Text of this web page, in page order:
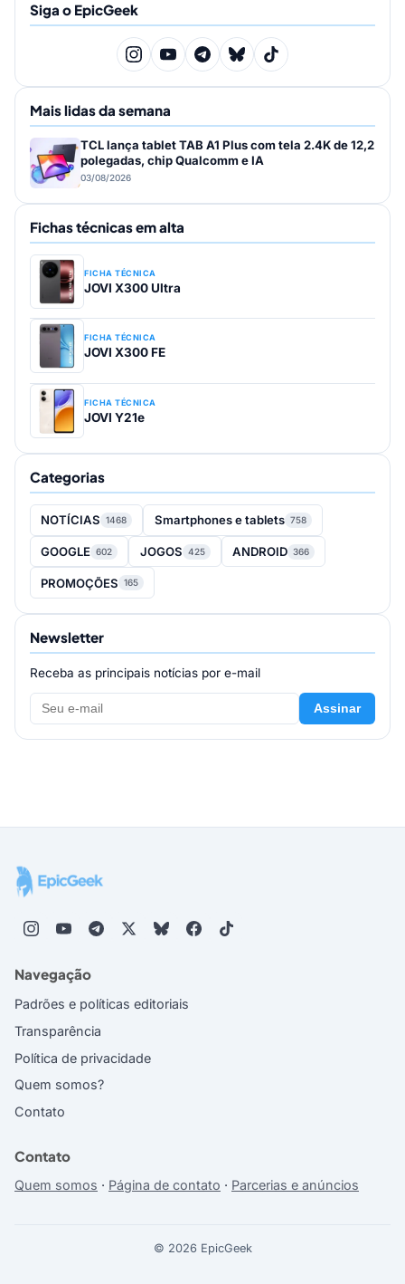
Siga o EpicGeek
Mais lidas da semana
TCL lança tablet TAB A1 Plus com tela 2.4K de 12,2
polegadas, chip Qualcomm e IA
03/08/2026
Fichas técnicas em alta
FICHA TÉCNICA
JOVI X300 Ultra
FICHA TÉCNICA
JOVI X300 FE
FICHA TÉCNICA
JOVI Y21e
Categorias
NOTÍCIAS 1468 Smartphones e tablets 758
GOOGLE 602 JOGOS 425 ANDROID 366
PROMOÇÕES 165
Newsletter
Receba as principais notícias por e-mail
Assinar
Navegação
Padrões e políticas editoriais
Transparência
Política de privacidade
Quem somos?
Contato
Contato
Quem somos · Página de contato · Parcerias e anúncios
© 2026 EpicGeek